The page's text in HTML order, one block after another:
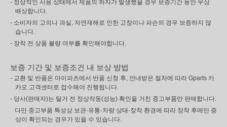
- 정상적인 사용 상태에서 제품의 하자가 발생했을 경우 보증기간 동안 무상
배상합니다.
- 소비자의 고의나 과실, 자연재해로 인한 고장이나 파손의 경우 보증하지 않
습니다.
- 장착 전 상품 불량 여부를 확인해야합니다.
보증 기간 및 보증조건 내 보상 방법
- 교환 및 반품은 마이파츠에서 반품 신청 후, 안내받은 절차에 따라 Gparts 카
카오 고객센터로 접수해야 진행됩니다.
- 당사(판매자)는 탈거 전 정상작동(성능) 확인을 거친 중고부품만 판매합니다.
다만 중고부품 특성상 보관·유통·차량 상태·장착 환경에 따라 장착 후에만 증
상이 확인되는 경우가 있을 수 있습니다.